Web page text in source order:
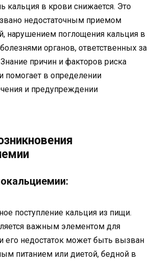
кальция в крови снижается. Это
недостаточным приемом
нарушением поглощения кальция в
органов, ответственных за
причин и факторов риска
помогает в определении
и предупреждении
поступление кальция из пищи.
важным элементом для
его недостаток может быть вызван
питанием или диетой, бедной в